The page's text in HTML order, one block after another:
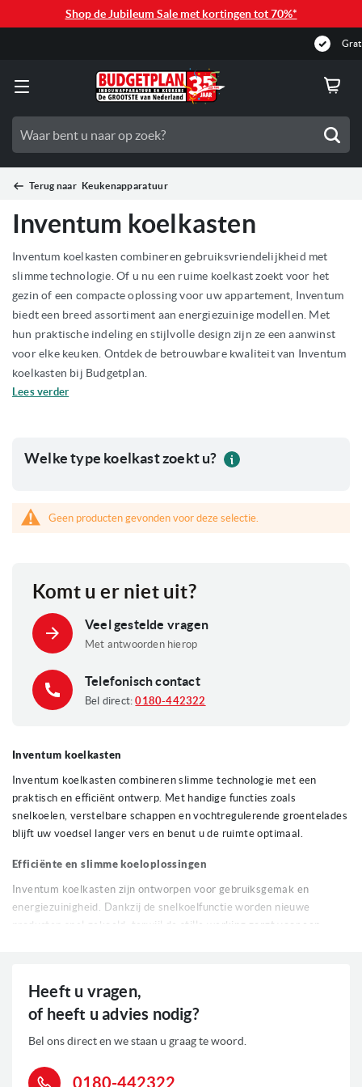
Shop de Jubileum Sale met kortingen tot 70%*
Terug naar Keukenapparatuur
Inventum koelkasten
Inventum koelkasten combineren gebruiksvriendelijkheid met
slimme technologie. Of u nu een ruime koelkast zoekt voor het
gezin of een compacte oplossing voor uw appartement, Inventum
biedt een breed assortiment aan energiezuinige modellen. Met
hun praktische indeling en stijlvolle design zijn ze een aanwinst
voor elke keuken. Ontdek de betrouwbare kwaliteit van Inventum
koelkasten bij Budgetplan.
Lees verder
Welke type koelkast zoekt u?
Geen producten gevonden voor deze selectie.
Komt u er niet uit?
Veel gestelde vragen
Met antwoorden hierop
Telefonisch contact
Bel direct:0180-442322
Inventum koelkasten
Inventum koelkasten combineren slimme technologie met een
praktisch en efficiënt ontwerp. Met handige functies zoals
snelkoelen, verstelbare schappen en vochtregulerende groentelades
blijft uw voedsel langer vers en benut u de ruimte optimaal.
Efficiënte en slimme koeloplossingen
Inventum koelkasten zijn ontworpen voor gebruiksgemak en
energiezuinigheid. Dankzij de snelkoelfunctie worden nieuwe
producten snel gekoeld, terwijl de stille werking zorgt voor een
Belangrijke kenmerken
Snelkoelfunctie
- Koelt nieuwe producten snel om de temperatuur
Verstelbare schappen
Heeft u vragen,
of heeft u advies nodig?
Bel ons direct en we staan u graag te woord.
0180-442322